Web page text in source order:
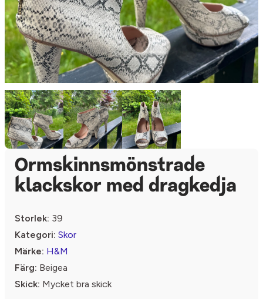
Ormskinnsmönstrade
klackskor med dragkedja
Storlek: 39
Kategori: Skor
Märke: H&M
Färg: Beigea
Skick: Mycket bra skick